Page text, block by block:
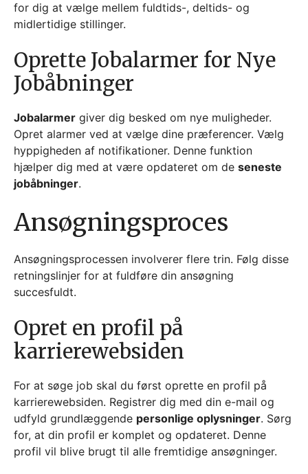
for dig at vælge mellem fuldtids-, deltids- og
midlertidige stillinger.
Oprette Jobalarmer for Nye
Jobåbninger
Jobalarmer giver dig besked om nye muligheder.
Opret alarmer ved at vælge dine præferencer. Vælg
hyppigheden af notifikationer. Denne funktion
hjælper dig med at være opdateret om de seneste
jobåbninger.
Ansøgningsproces
Ansøgningsprocessen involverer flere trin. Følg disse
retningslinjer for at fuldføre din ansøgning
succesfuldt.
Opret en profil på
karrierewebsiden
For at søge job skal du først oprette en profil på
karrierewebsiden. Registrer dig med din e-mail og
udfyld grundlæggende personlige oplysninger. Sørg
for, at din profil er komplet og opdateret. Denne
profil vil blive brugt til alle fremtidige ansøgninger.